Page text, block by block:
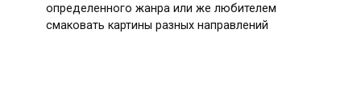
определенного жанра или же любителем
смаковать картины разных направлений